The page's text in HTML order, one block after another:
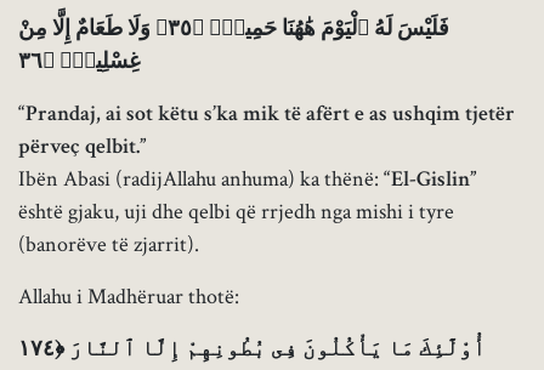
فَلَيْسَ لَهُ ٱلْيَوْمَ هَٰهُنَا حَمِيمٌۭ ﴿٣٥﴾ وَلَا طَعَامٌ إِلَّا مِنْ
غِسْلِينٍۢ ﴿٣٦
“Prandaj, ai sot këtu s’ka mik të afërt e as ushqim tjetër
përveç qelbit.”
Ibën Abasi (radijAllahu anhuma) ka thënë: “El-Gislin”
është gjaku, uji dhe qelbi që rrjedh nga mishi i tyre
(banorëve të zjarrit).
Allahu i Madhëruar thotë:
أُوْلَٰٓئِكَ مَا يَأْكُلُونَ فِى بُطُونِهِمْ إِلَّا ٱلنَّارَ ﴿١٧٤